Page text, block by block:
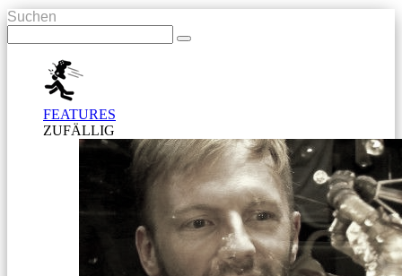
Suchen
FEATURES
ZUFÄLLIG